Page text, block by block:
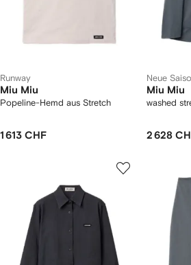
Runway
Miu Miu
Popeline-Hemd aus Stretch
1 613 CHF
Neue
Miu Miu
washed
2 628